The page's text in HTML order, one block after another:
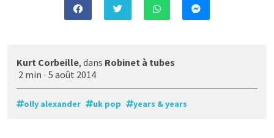
Kurt Corbeille, dans Robinet à tubes
2 min · 5 août 2014
olly alexander uk pop years & years